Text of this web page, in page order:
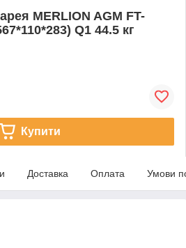
MERLION AGM FT-
Q1 44.5 кг
Купити
Доставка Оплата Умови